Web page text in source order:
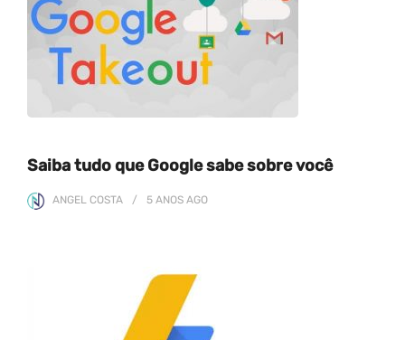
Saiba tudo que Google sabe sobre você
ANGEL COSTA 5 ANOS AGO